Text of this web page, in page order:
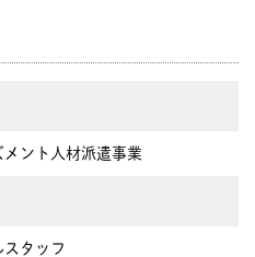
ント人材派遣事業
タッフ